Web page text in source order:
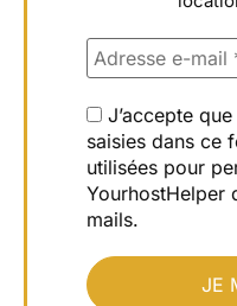
J’accepte
saisies dans ce
utilisées pour
YourhostHelper
mails.